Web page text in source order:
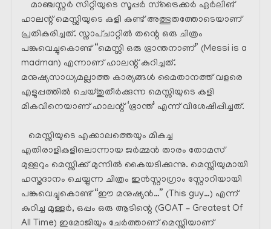
മാഞ്ചസ്റ്റർ സിറ്റിയുടെ സൂപ്പർ സ്‌ട്രൈക്കർ ഏർലിങ്
ഹാലന്റ് മെസ്സിയുടെ കളി കണ്ട് അത്ഭുതത്തോടെയാണ്
പ്രതികരിച്ചത്. സ്നാപ്ചാറ്റിൽ തന്റെ ഒരു ചിത്രം
പങ്കുവെച്ചുകൊണ്ട് “മെസ്സി ഒരു ഭ്രാന്തനാണ്” (Messi is a
madman) എന്നാണ് ഹാലന്റ് കുറിച്ചത്.
മനുഷ്യസാധ്യമല്ലാത്ത കാര്യങ്ങൾ മൈതാനത്ത് വളരെ
എളുപ്പത്തിൽ ചെയ്തുതീർക്കുന്ന മെസ്സിയുടെ കളി
മികവിനെയാണ് ഹാലന്റ് ‘ഭ്രാന്ത്’ എന്ന് വിശേഷിപ്പിച്ചത്.
മെസ്സിയുടെ എക്കാലത്തെയും മികച്ച
എതിരാളികളിലൊന്നായ ജർമ്മൻ താരം തോമസ്
മുള്ളറും മെസ്സിക്ക് മുന്നിൽ കൈയടിക്കുന്നു. മെസ്സിയുമായി
ഹസ്തദാനം ചെയ്യുന്ന ചിത്രം ഇൻസ്റ്റാഗ്രാം സ്റ്റോറിയായി
പങ്കുവെച്ചുകൊണ്ട് “ഈ മനുഷ്യൻ…” (This guy…) എന്ന്
കുറിച്ച മുള്ളർ, ഒപ്പം ഒരു ആടിന്റെ (GOAT – Greatest Of
All Time) ഇമോജിയും ചേർത്താണ് മെസ്സിയാണ്